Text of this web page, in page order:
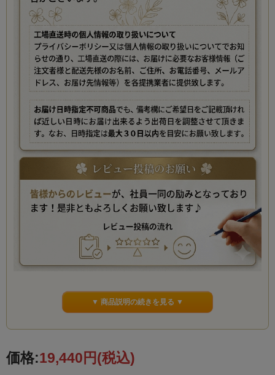
▼ 商品説明の続きを見る ▼
価格:19,440円(税込)